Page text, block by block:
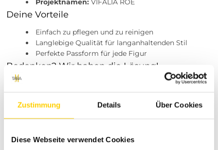
Zustimmung Details Über Cookies
Diese Webseite verwendet Cookies
Projektnamen: VIFALIA ROE
Deine Vorteile
Einfach zu pflegen und zu reinigen
Langlebige Qualität für langanhaltenden Stil
Perfekte Passform für jede Figur
Bedenken? Wir haben die Lösung!
Falls du dir unsicher bist, bieten wir eine 30-tägige
dir jederzeit zur Verfügung, um deine Fragen zu